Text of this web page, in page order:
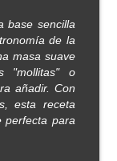
base sencilla
de la
masa suave
"mollitas" o
añadir. Con
esta receta
perfecta para